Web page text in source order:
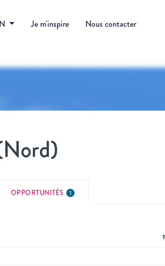
Je m'inspire Nous contacter
OPPORTUNITÉS 1